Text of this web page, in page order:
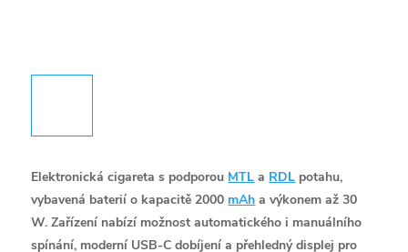
Elektronická cigareta s podporou MTL a RDL potahu,
vybavená baterií o kapacitě 2000 mAh a výkonem až 30
W. Zařízení nabízí možnost automatického i manuálního
spínání, moderní USB-C dobíjení a přehledný displej pro